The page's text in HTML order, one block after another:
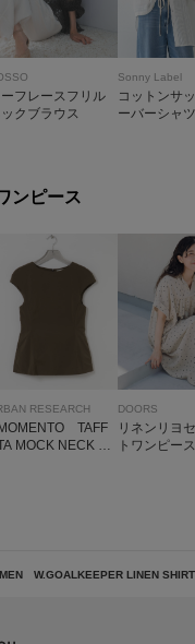
ーフレースフリル
クブラウス
Sonny Label
コットンサ
ーバーシャツ
ンピース
RESEARCH
TAFF
MOCK NECK MI
DOORS
リネンリヨ
トワンピース
W.GOALKEEPER LINEN SHIRT